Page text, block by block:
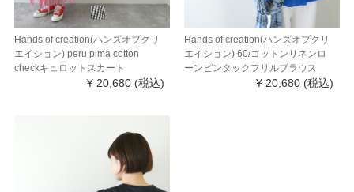
Hands of creation(ハンズオブクリ
エイション) peru pima cotton
checkキュロットスカート
¥ 20,680 (税込)
Hands of creation(ハンズオブクリ
エイション) 60/コットンリネンロ
ーンピンタックフリルブラウス
¥ 20,680 (税込)